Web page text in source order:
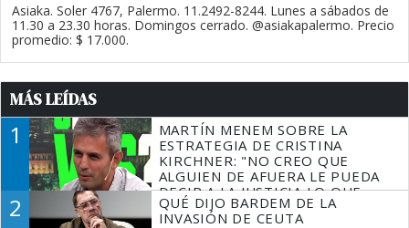
Asiaka. Soler 4767, Palermo. 11.2492-8244. Lunes a sábados de
11.30 a 23.30 horas. Domingos cerrado. @asiakapalermo. Precio
promedio: $ 17.000.
MÁS LEÍDAS
1
MARTÍN MENEM SOBRE LA
ESTRATEGIA DE CRISTINA
KIRCHNER: "NO CREO QUE
ALGUIEN DE AFUERA LE PUEDA
DECIR A LA JUSTICIA LO QUE
TIENE QUE HACER"
2
QUÉ DIJO BARDEM DE LA
INVASIÓN DE CEUTA